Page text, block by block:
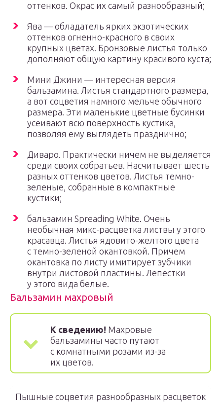
оттенков. Окрас их самый разнообразный;
Ява — обладатель ярких экзотических
оттенков огненно-красного в своих
крупных цветах. Бронзовые листья только
дополняют общую картину красивого куста;
Мини Джини — интересная версия
бальзамина. Листья стандартного размера,
а вот соцветия намного мельче обычного
размера. Эти маленькие цветные бусинки
усеивают всю поверхность кустика,
позволяя ему выглядеть празднично;
Диваро. Практически ничем не выделяется
среди своих собратьев. Насчитывает шесть
разных оттенков цветов. Листья темно-
зеленые, собранные в компактные
кустики;
бальзамин Spreading White. Очень
необычная микс-расцветка листвы у этого
красавца. Листья ядовито-желтого цвета
с темно-зеленой окантовкой. Причем
окантовка по листу имитирует зубчики
внутри листовой пластины. Лепестки
у этого вида белые.
Бальзамин махровый
К сведению! Махровые
бальзамины часто путают
с комнатными розами из-за
их цветов.
Пышные соцветия разнообразных расцветок